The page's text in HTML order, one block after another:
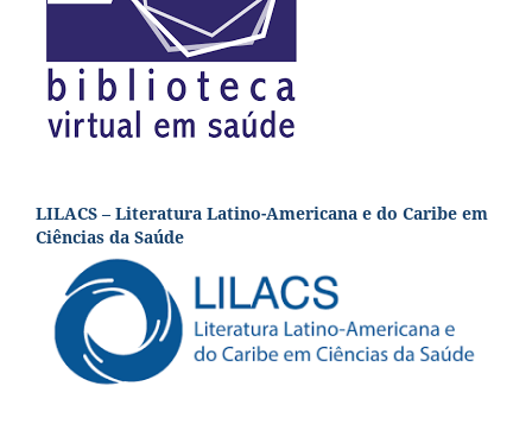
LILACS – Literatura Latino-Americana e do Caribe em
Ciências da Saúde